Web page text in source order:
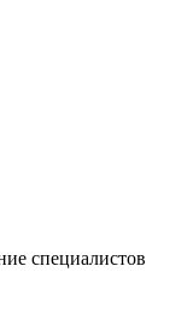
специалистов